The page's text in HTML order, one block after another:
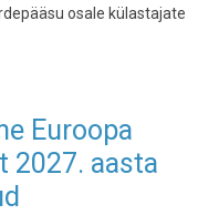
osale külastajate
Euroopa
2027. aasta